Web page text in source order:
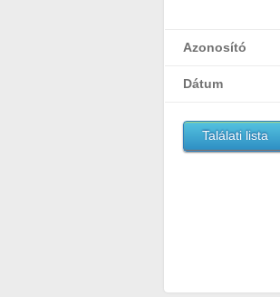
Azonosító
Dátum
Találati lista